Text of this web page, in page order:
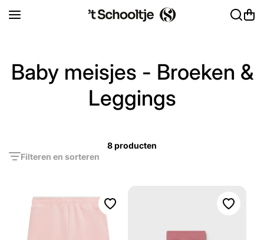
Baby meisjes - Broeken &
Leggings
Filteren en sorteren
8 producten